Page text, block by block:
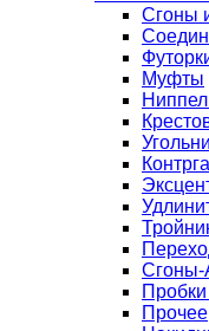
Сгоны
Муфты
Сгоны-
Прочее